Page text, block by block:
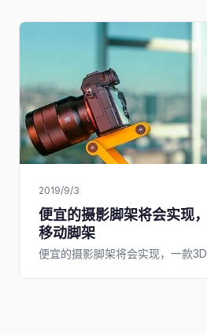
2019/9/3
便宜的摄影脚架将会实现
移动脚架
便宜的摄影脚架将会实现，一款